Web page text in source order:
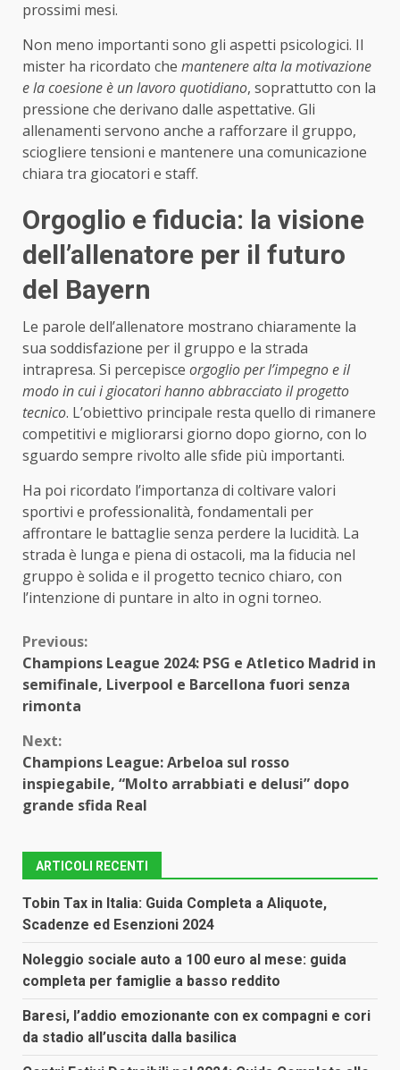
prossimi mesi.
Non meno importanti sono gli aspetti psicologici. Il
mister ha ricordato che mantenere alta la motivazione
e la coesione è un lavoro quotidiano, soprattutto con la
pressione che derivano dalle aspettative. Gli
allenamenti servono anche a rafforzare il gruppo,
sciogliere tensioni e mantenere una comunicazione
chiara tra giocatori e staff.
Orgoglio e fiducia: la visione
dell’allenatore per il futuro
del Bayern
Le parole dell’allenatore mostrano chiaramente la
sua soddisfazione per il gruppo e la strada
intrapresa. Si percepisce orgoglio per l’impegno e il
modo in cui i giocatori hanno abbracciato il progetto
tecnico. L’obiettivo principale resta quello di rimanere
competitivi e migliorarsi giorno dopo giorno, con lo
sguardo sempre rivolto alle sfide più importanti.
Ha poi ricordato l’importanza di coltivare valori
sportivi e professionalità, fondamentali per
affrontare le battaglie senza perdere la lucidità. La
strada è lunga e piena di ostacoli, ma la fiducia nel
gruppo è solida e il progetto tecnico chiaro, con
l’intenzione di puntare in alto in ogni torneo.
Continue
Reading
Previous:
Champions League 2024: PSG e Atletico Madrid in
semifinale, Liverpool e Barcellona fuori senza
rimonta
Next:
Champions League: Arbeloa sul rosso
inspiegabile, “Molto arrabbiati e delusi” dopo
grande sfida Real
ARTICOLI RECENTI
Tobin Tax in Italia: Guida Completa a Aliquote,
Scadenze ed Esenzioni 2024
Noleggio sociale auto a 100 euro al mese: guida
completa per famiglie a basso reddito
Baresi, l’addio emozionante con ex compagni e cori
da stadio all’uscita dalla basilica